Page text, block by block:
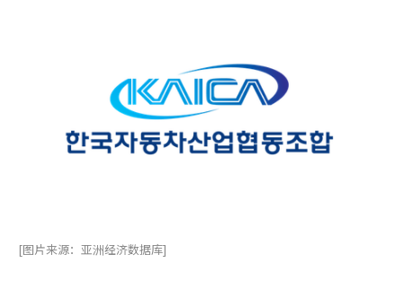
[图片来源：亚洲经济数据库]